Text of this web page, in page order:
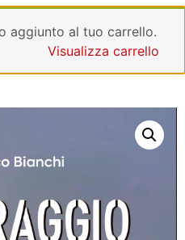
aggiunto al tuo carrello.
Visualizza carrello